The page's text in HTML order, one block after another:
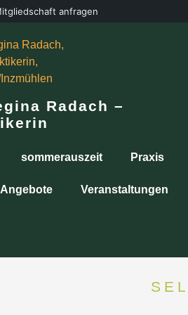
anfragen
Radach –
sommerauszeit Praxis
Angebote Veranstaltungen